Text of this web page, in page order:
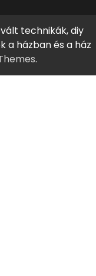
technikák, diy
a házban és a ház
.